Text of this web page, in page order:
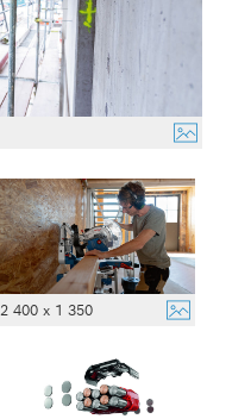
2 400 x 1 350